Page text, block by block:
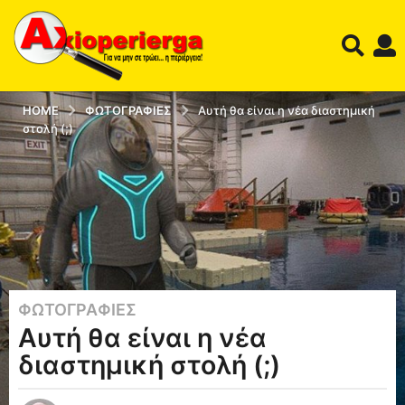
HOME ΦΩΤΟΓΡΑΦΊΕΣ
Αυτή θα είναι η νέα διαστημική
στολή (;)
1
2
έ
τ
ΦΩΤΟΓΡΑΦΊΕΣ
Αυτή θα είναι η νέα
διαστημική στολή (;)